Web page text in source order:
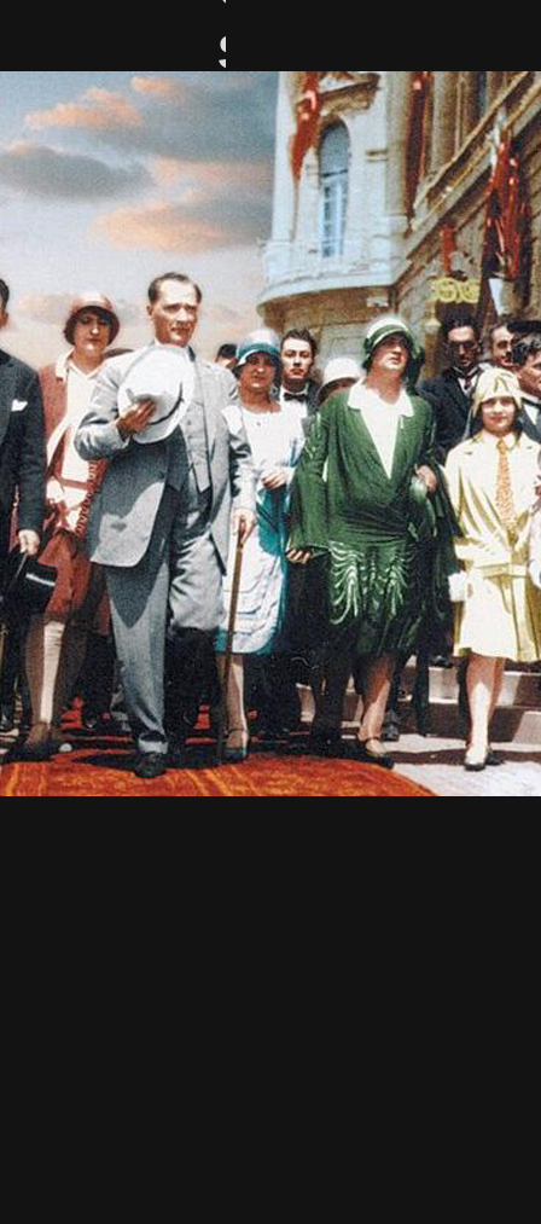
İlk Kadın
Sanatçısı
Avukat